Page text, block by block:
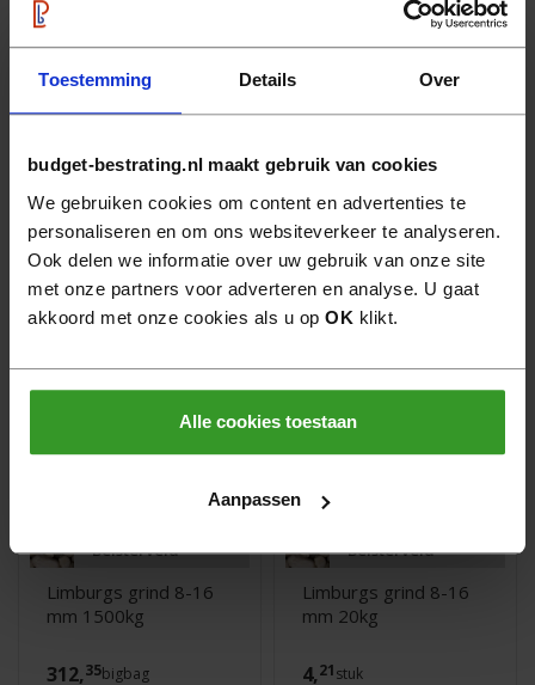
Toestemming Details Over
budget-bestrating.nl maakt gebruik van cookies
We gebruiken cookies om content en advertenties te
personaliseren en om ons websiteverkeer te analyseren.
Ook delen we informatie over uw gebruik van onze site
met onze partners voor adverteren en analyse. U gaat
akkoord met onze cookies als u op OK klikt.
Alle cookies toestaan
Aanpassen
mm 20kg
4, 21stuk
mm 500kg
104,12minibag
Beisterveld
Limburgs grind 8-16
mm 1500kg
312,35bigbag
Beisterveld
Limburgs grind 8-16
mm 20kg
4,21stuk